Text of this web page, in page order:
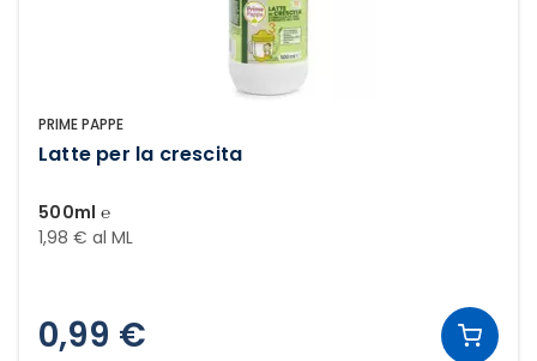
PRIME PAPPE
Latte per la crescita
500ml ℮
1,98 € al ML
0,99 €